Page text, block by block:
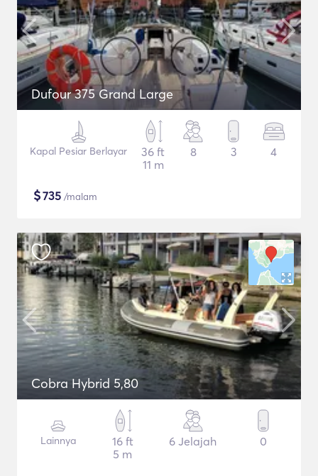
Dufour 375 Grand Large
Kapal Pesiar Berlayar
36 ft
11 m
8 3 4
$735 /malam
Cobra Hybrid 5,80
Lainnya
16 ft
5 m
6 Jelajah 0